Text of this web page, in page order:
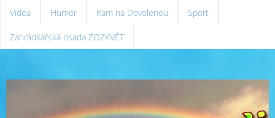
Videa Humor Kam na Dovolenou Sport
Zahrádkářská osada ZOZKVĚT